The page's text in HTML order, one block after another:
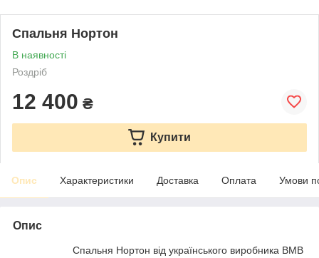
Спальня Нортон
В наявності
Роздріб
12 400 ₴
Купити
Опис Характеристики Доставка Оплата Умови
Опис
Спальня Нортон від українського виробника ВМВ